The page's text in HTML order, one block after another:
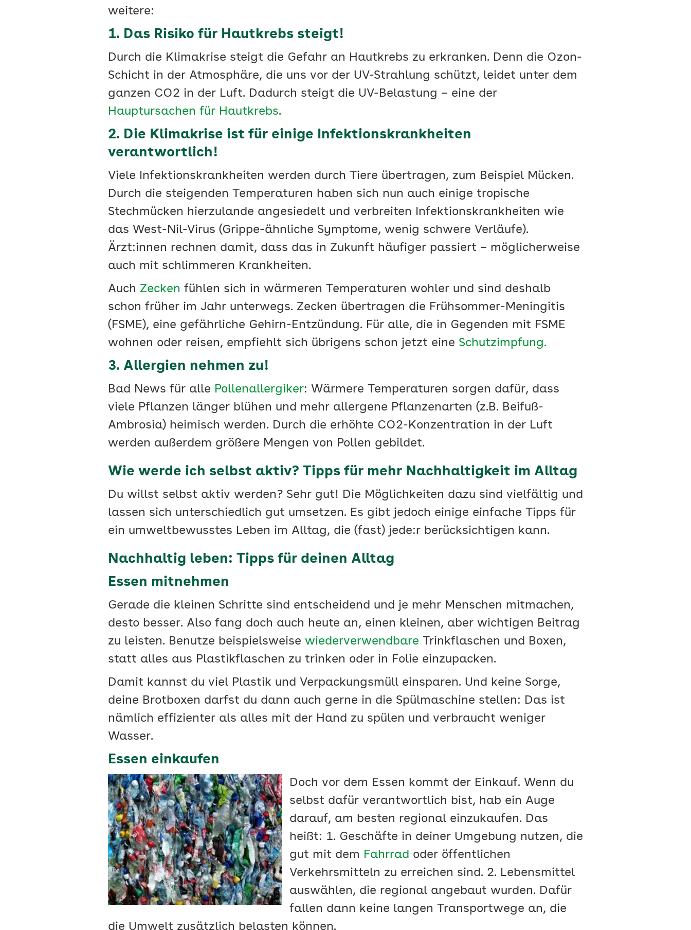
weitere:
1. Das Risiko für Hautkrebs steigt!
Durch die Klimakrise steigt die Gefahr an Hautkrebs zu erkranken. Denn die Ozon-
Schicht in der Atmosphäre, die uns vor der UV-Strahlung schützt, leidet unter dem
ganzen CO2 in der Luft. Dadurch steigt die UV-Belastung – eine der
Hauptursachen für Hautkrebs.
2. Die Klimakrise ist für einige Infektionskrankheiten
verantwortlich!
Viele Infektionskrankheiten werden durch Tiere übertragen, zum Beispiel Mücken.
Durch die steigenden Temperaturen haben sich nun auch einige tropische
Stechmücken hierzulande angesiedelt und verbreiten Infektionskrankheiten wie
das West-Nil-Virus (Grippe-ähnliche Symptome, wenig schwere Verläufe).
Ärzt:innen rechnen damit, dass das in Zukunft häufiger passiert – möglicherweise
auch mit schlimmeren Krankheiten.
Auch Zecken fühlen sich in wärmeren Temperaturen wohler und sind deshalb
schon früher im Jahr unterwegs. Zecken übertragen die Frühsommer-Meningitis
(FSME), eine gefährliche Gehirn-Entzündung. Für alle, die in Gegenden mit FSME
wohnen oder reisen, empfiehlt sich übrigens schon jetzt eine Schutzimpfung.
3. Allergien nehmen zu!
Bad News für alle Pollenallergiker: Wärmere Temperaturen sorgen dafür, dass
viele Pflanzen länger blühen und mehr allergene Pflanzenarten (z.B. Beifuß-
Ambrosia) heimisch werden. Durch die erhöhte CO2-Konzentration in der Luft
werden außerdem größere Mengen von Pollen gebildet.
Wie werde ich selbst aktiv? Tipps für mehr Nachhaltigkeit im Alltag
Du willst selbst aktiv werden? Sehr gut! Die Möglichkeiten dazu sind vielfältig und
lassen sich unterschiedlich gut umsetzen. Es gibt jedoch einige einfache Tipps für
ein umweltbewusstes Leben im Alltag, die (fast) jede:r berücksichtigen kann.
Nachhaltig leben: Tipps für deinen Alltag
Essen mitnehmen
Gerade die kleinen Schritte sind entscheidend und je mehr Menschen mitmachen,
desto besser. Also fang doch auch heute an, einen kleinen, aber wichtigen Beitrag
zu leisten. Benutze beispielsweise wiederverwendbare Trinkflaschen und Boxen,
statt alles aus Plastikflaschen zu trinken oder in Folie einzupacken.
Damit kannst du viel Plastik und Verpackungsmüll einsparen. Und keine Sorge,
deine Brotboxen darfst du dann auch gerne in die Spülmaschine stellen: Das ist
nämlich effizienter als alles mit der Hand zu spülen und verbraucht weniger
Wasser.
Essen einkaufen
Doch vor dem Essen kommt der Einkauf. Wenn du
selbst dafür verantwortlich bist, hab ein Auge
darauf, am besten regional einzukaufen. Das
heißt: 1. Geschäfte in deiner Umgebung nutzen, die
gut mit dem Fahrrad oder öffentlichen
Verkehrsmitteln zu erreichen sind. 2. Lebensmittel
auswählen, die regional angebaut wurden. Dafür
fallen dann keine langen Transportwege an, die
die Umwelt zusätzlich belasten können.